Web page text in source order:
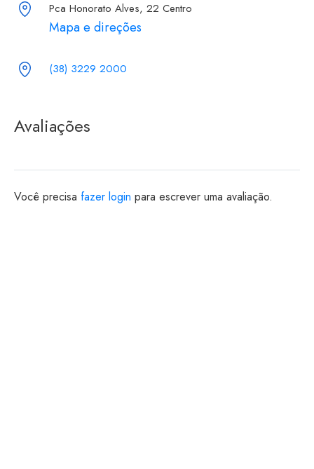
Pca Honorato Alves, 22 Centro
Mapa e direções
(38) 3229 2000
Avaliações
Você precisa fazer login para escrever uma avaliação.